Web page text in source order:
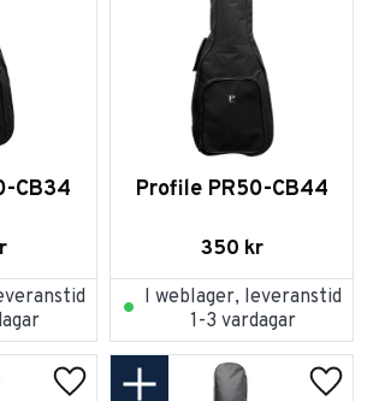
CB34 Profile PR50-CB44
350 kr
I weblager, leveranstid
1-3 vardagar
Lägg till i favoriter